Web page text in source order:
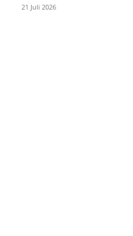
21 Juli 2026